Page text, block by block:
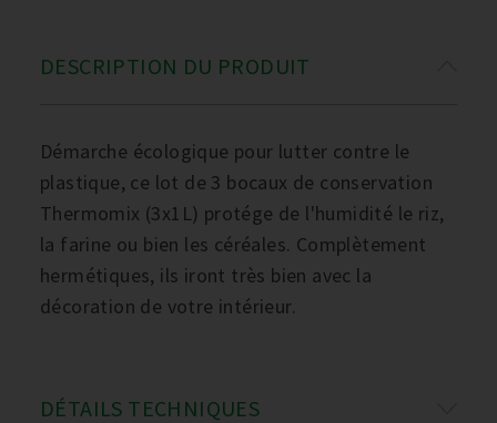
DESCRIPTION DU PRODUIT
Démarche écologique pour lutter contre le
plastique, ce lot de 3 bocaux de conservation
Thermomix (3x1L) protége de l'humidité le riz,
la farine ou bien les céréales. Complètement
hermétiques, ils iront très bien avec la
décoration de votre intérieur.
DÉTAILS TECHNIQUES